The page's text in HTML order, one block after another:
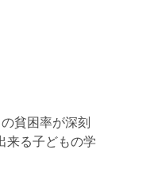
貧困率が深刻
来る子どもの学